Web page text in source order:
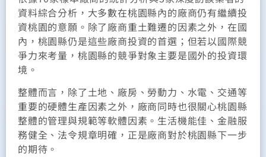
資料綜合分析，大多數在桃園縣內的廠商仍有繼續投
資桃園的意願。除了廠商重土難遷的因素之外，在國
內，桃園縣仍是這些廠商投資的首選；但若以國際競
爭力來考量，桃園縣的競爭對象主要是國外的投資環
境。
整體而言，除了土地、廠房、勞動力、水電、交通等
重要的硬體生產因素之外，廠商同時也很關心桃園縣
整體的管理與規範等軟體因素。生活機能佳、金融服
務健全、法令規章明確，正是廠商對於桃園縣下一步
的期待。